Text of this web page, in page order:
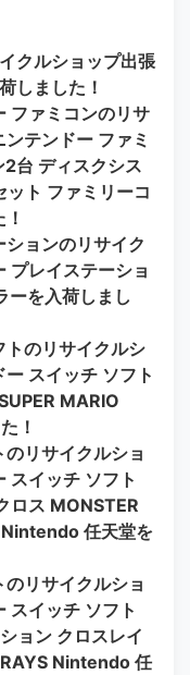
クルショップ出張
しました！
ファミコンのリサ
テンドー ファミ
台 ディスクシス
ト ファミリーコ
ョンのリサイク
プレイステーショ
ーを入荷しまし
のリサイクルシ
スイッチ ソフト
MARIO
！
リサイクルショ
スイッチ ソフト
ロス MONSTER
任天堂を
リサイクルショ
スイッチ ソフト
ョン クロスレイ
Nintendo 任